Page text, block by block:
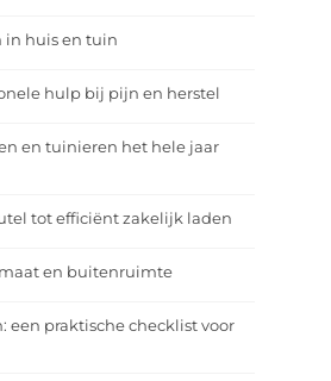
in huis en tuin
hulp bij pijn en herstel
en tuinieren het hele jaar
tot efficiënt zakelijk laden
en buitenruimte
een praktische checklist voor